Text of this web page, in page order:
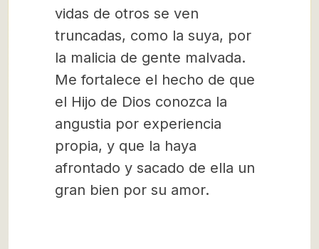
vidas de otros se ven
truncadas, como la suya, por
la malicia de gente malvada.
Me fortalece el hecho de que
el Hijo de Dios conozca la
angustia por experiencia
propia, y que la haya
afrontado y sacado de ella un
gran bien por su amor.